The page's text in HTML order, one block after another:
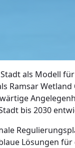
als Modell
Ramsar
bis 2030
Lösungen